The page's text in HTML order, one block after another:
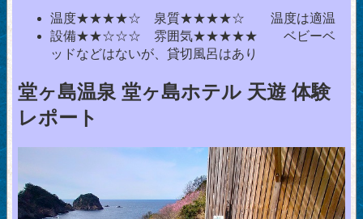
温度★★★★☆ 泉質★★★★☆ 温度は適温
設備★★☆☆☆ 雰囲気★★★★★ ベビーベ
ッドなどはないが、貸切風呂はあり
堂ヶ島温泉 堂ヶ島ホテル 天遊 体験
レポート